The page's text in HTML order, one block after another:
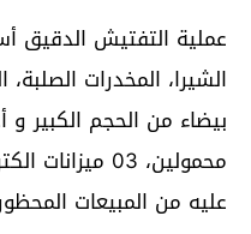
عملية التفتيش
الشيرا، المخدرات
بيضاء من الحجم الكبير
محمولين، 03
عليه من المبيعات